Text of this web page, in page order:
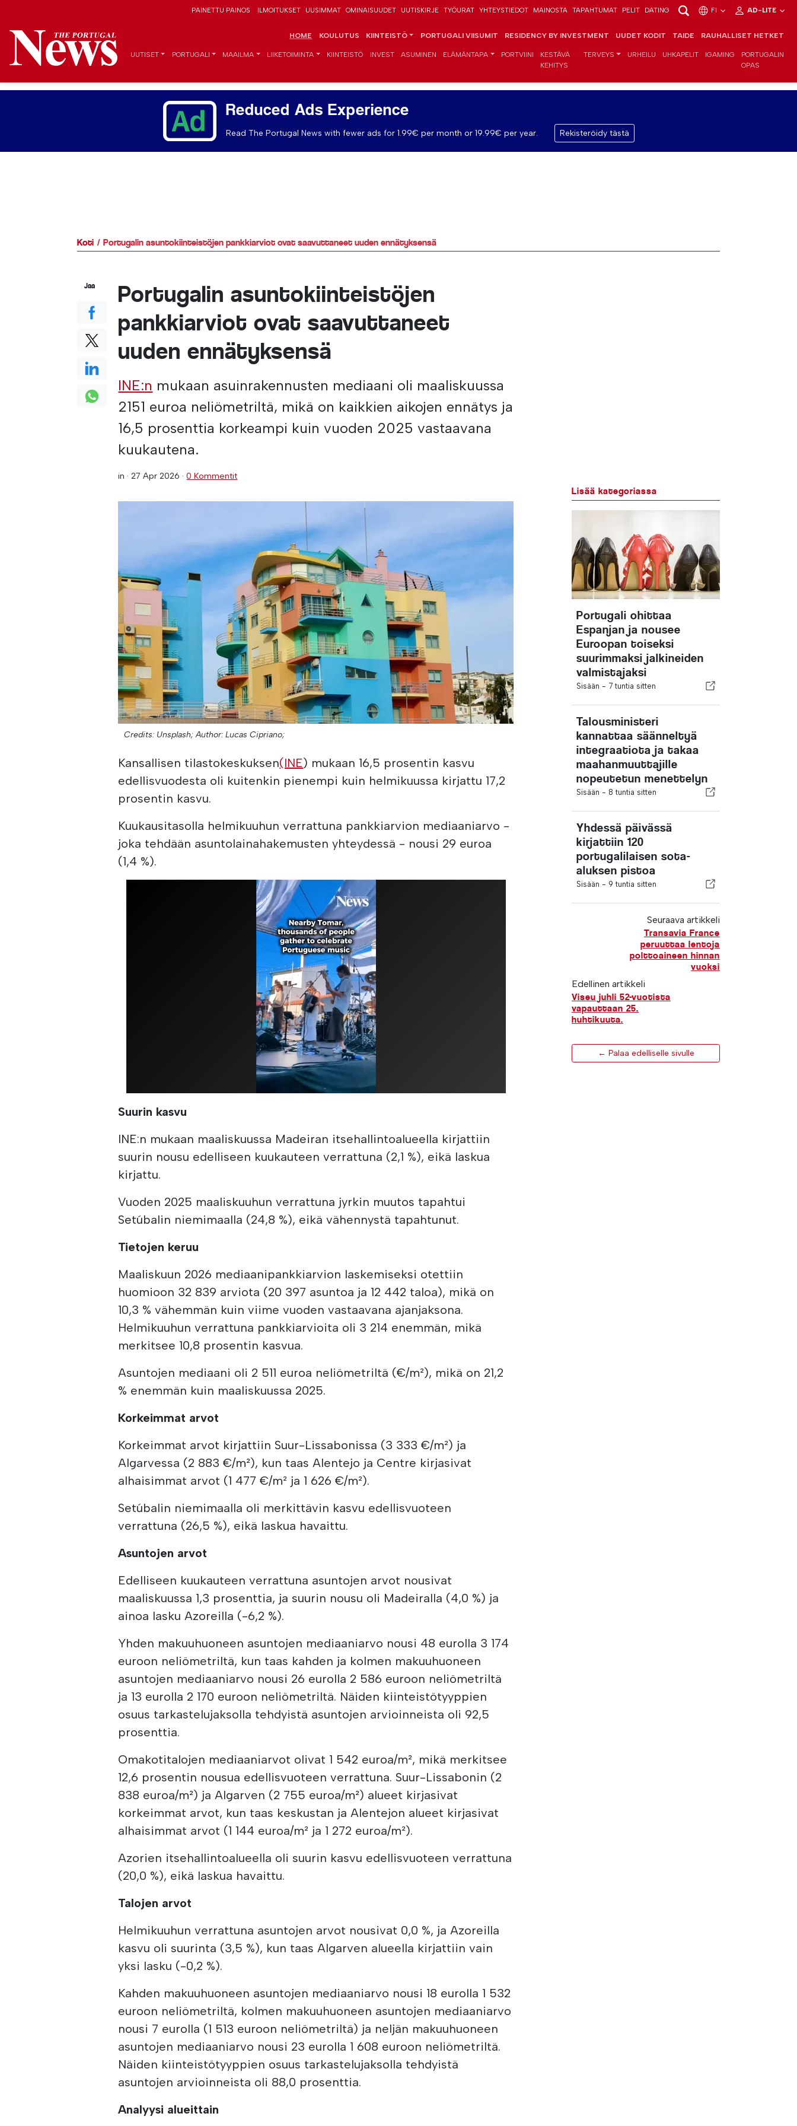
PAINETTU PAINOS ILMOITUKSET UUSIMMAT OMINAISUUDET UUTISKIRJE TYÖURAT YHTEYSTIEDOT MAINOSTA TAPAHTUMAT PELIT DATING FI AD-LITE
HOME KOULUTUS KIINTEISTÖ PORTUGALI VIISUMIT RESIDENCY BY INVESTMENT UUDET KODIT TAIDE RAUHALLISET HETKET
UUTISET PORTUGALI MAAILMA LIIKETOIMINTA KIINTEISTÖ INVEST ASUMINEN ELÄMÄNTAPA PORTVIINI
KESTÄVÄ
KEHITYS
TERVEYS URHEILU UHKAPELIT IGAMING
PORTUGALIN
OPAS
Reduced Ads Experience
Read The Portugal News with fewer ads for 1.99€ per month or 19.99€ per year. Rekisteröidy tästä
Koti Portugalin asuntokiinteistöjen pankkiarviot ovat saavuttaneet uuden ennätyksensä
Portugalin asuntokiinteistöjen
pankkiarviot ovat saavuttaneet
uuden ennätyksensä
INE:n mukaan asuinrakennusten mediaani oli maaliskuussa
2151 euroa neliömetriltä, mikä on kaikkien aikojen ennätys ja
16,5 prosenttia korkeampi kuin vuoden 2025 vastaavana
kuukautena.
in ·27 Apr 2026 ·0 Kommentit
Credits: Unsplash; Author: Lucas Cipriano;
Kansallisen tilastokeskuksen(INE) mukaan 16,5 prosentin kasvu
edellisvuodesta oli kuitenkin pienempi kuin helmikuussa kirjattu 17,2
prosentin kasvu.
Kuukausitasolla helmikuuhun verrattuna pankkiarvion mediaaniarvo -
joka tehdään asuntolainahakemusten yhteydessä - nousi 29 euroa
(1,4 %).
Suurin kasvu
INE:n mukaan maaliskuussa Madeiran itsehallintoalueella kirjattiin
suurin nousu edelliseen kuukauteen verrattuna (2,1 %), eikä laskua
kirjattu.
Vuoden 2025 maaliskuuhun verrattuna jyrkin muutos tapahtui
Setúbalin niemimaalla (24,8 %), eikä vähennystä tapahtunut.
Tietojen keruu
Maaliskuun 2026 mediaanipankkiarvion laskemiseksi otettiin
huomioon 32 839 arviota (20 397 asuntoa ja 12 442 taloa), mikä on
10,3 % vähemmän kuin viime vuoden vastaavana ajanjaksona.
Helmikuuhun verrattuna pankkiarvioita oli 3 214 enemmän, mikä
merkitsee 10,8 prosentin kasvua.
Asuntojen mediaani oli 2 511 euroa neliömetriltä (€/m²), mikä on 21,2
% enemmän kuin maaliskuussa 2025.
Korkeimmat arvot
Korkeimmat arvot kirjattiin Suur-Lissabonissa (3 333 €/m²) ja
Algarvessa (2 883 €/m²), kun taas Alentejo ja Centre kirjasivat
alhaisimmat arvot (1 477 €/m² ja 1 626 €/m²).
Setúbalin niemimaalla oli merkittävin kasvu edellisvuoteen
verrattuna (26,5 %), eikä laskua havaittu.
Asuntojen arvot
Edelliseen kuukauteen verrattuna asuntojen arvot nousivat
maaliskuussa 1,3 prosenttia, ja suurin nousu oli Madeiralla (4,0 %) ja
ainoa lasku Azoreilla (-6,2 %).
Yhden makuuhuoneen asuntojen mediaaniarvo nousi 48 eurolla 3 174
euroon neliömetriltä, kun taas kahden ja kolmen makuuhuoneen
asuntojen mediaaniarvo nousi 26 eurolla 2 586 euroon neliömetriltä
ja 13 eurolla 2 170 euroon neliömetriltä. Näiden kiinteistötyyppien
osuus tarkastelujaksolla tehdyistä asuntojen arvioinneista oli 92,5
prosenttia.
Omakotitalojen mediaaniarvot olivat 1 542 euroa/m², mikä merkitsee
12,6 prosentin nousua edellisvuoteen verrattuna. Suur-Lissabonin (2
838 euroa/m²) ja Algarven (2 755 euroa/m²) alueet kirjasivat
korkeimmat arvot, kun taas keskustan ja Alentejon alueet kirjasivat
alhaisimmat arvot (1 144 euroa/m² ja 1 272 euroa/m²).
Azorien itsehallintoalueella oli suurin kasvu edellisvuoteen verrattuna
(20,0 %), eikä laskua havaittu.
Talojen arvot
Helmikuuhun verrattuna asuntojen arvot nousivat 0,0 %, ja Azoreilla
kasvu oli suurinta (3,5 %), kun taas Algarven alueella kirjattiin vain
yksi lasku (-0,2 %).
Kahden makuuhuoneen asuntojen mediaaniarvo nousi 18 eurolla 1 532
euroon neliömetriltä, kolmen makuuhuoneen asuntojen mediaaniarvo
nousi 7 eurolla (1 513 euroon neliömetriltä) ja neljän makuuhuoneen
asuntojen mediaaniarvo nousi 23 eurolla 1 608 euroon neliömetriltä.
Näiden kiinteistötyyppien osuus tarkastelujaksolla tehdyistä
asuntojen arvioinneista oli 88,0 prosenttia.
Analyysi alueittain
Jaa
Lisää kategoriassa
Portugali ohittaa
Espanjan ja nousee
Euroopan toiseksi
suurimmaksi jalkineiden
valmistajaksi
Sisään - 7 tuntia sitten
Talousministeri
kannattaa säänneltyä
integraatiota ja takaa
maahanmuuttajille
nopeutetun menettelyn
Sisään - 8 tuntia sitten
Yhdessä päivässä
kirjattiin 120
portugalilaisen sota-
aluksen pistoa
Sisään - 9 tuntia sitten
Seuraava artikkeli
Transavia France
peruuttaa lentoja
polttoaineen hinnan
vuoksi
Edellinen artikkeli
Viseu juhli 52-vuotista
vapauttaan 25.
huhtikuuta.
← Palaa edelliselle sivulle